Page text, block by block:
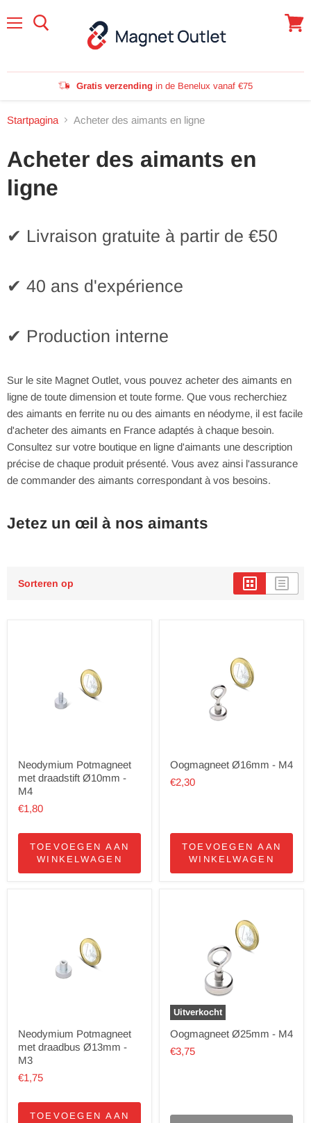
Gratis verzending in de Benelux vanaf €75
Startpagina Acheter des aimants en ligne
Acheter des aimants en
ligne
✔ Livraison gratuite à partir de €50
✔ 40 ans d'expérience
✔ Production interne
Sur le site Magnet Outlet, vous pouvez acheter des aimants en
ligne de toute dimension et toute forme. Que vous recherchiez
des aimants en ferrite nu ou des aimants en néodyme, il est facile
d'acheter des aimants en France adaptés à chaque besoin.
Consultez sur votre boutique en ligne d'aimants une description
précise de chaque produit présenté. Vous avez ainsi l'assurance
de commander des aimants correspondant à vos besoins.
Jetez un œil à nos aimants
Sorteren op
Neodymium Potmagneet
met draadstift Ø10mm -
M4
€1,80
TOEVOEGEN AAN
WINKELWAGEN
Oogmagneet Ø16mm - M4
€2,30
TOEVOEGEN AAN
WINKELWAGEN
Neodymium Potmagneet
met draadbus Ø13mm -
M3
€1,75
TOEVOEGEN AAN
Uitverkocht
Oogmagneet Ø25mm - M4
€3,75